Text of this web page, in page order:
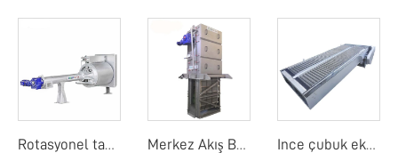
Rotasyonel tambur detay ekranı Merkez Akış Bant Ekranı Ince çubuk ekranı